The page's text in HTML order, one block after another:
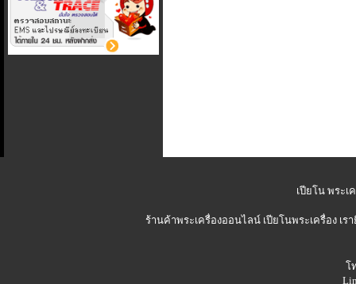
เปียโน พระเ
ร้านค้าพระเครื่องออนไลน์ เปียโนพระเครื่อง เ
โ